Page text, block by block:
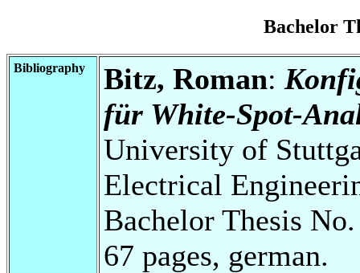
Bachelor
Bibliography Bitz, Roman:
für White-Spot-
University of
Electrical
Bachelor Thesis
67 pages, german.